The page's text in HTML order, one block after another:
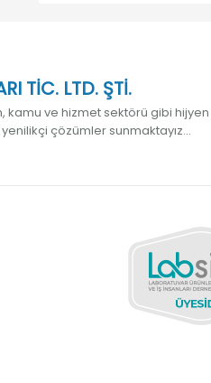
TİC. LTD. ŞTİ.
kamu ve hizmet sektörü gibi
çözümler sunmaktayız...